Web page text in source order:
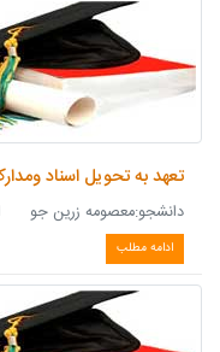
تعهد به تحویل اسناد
دانشجو:معصومه زرین جو
ادامه مطلب